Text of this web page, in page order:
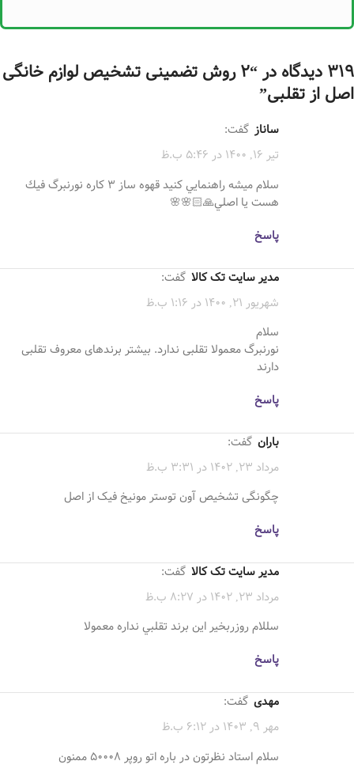
319 دیدگاه در “
2 روش تضمینی تشخیص لوازم خانگی
اصل از تقلبی”
ساناز گفت:
تیر 16, 1400 در 5:46 ب.ظ
سلام ميشه راهنمايي كنيد قهوه ساز ٣ كاره نورنبرگ فيك
هست يا اصلي🙏🏻🌸🌸
پاسخ
مدیر سایت تک کالا گفت:
شهریور 21, 1400 در 1:16 ب.ظ
سلام
نورنبرگ معمولا تقلبی ندارد. بیشتر برندهای معروف تقلبی
دارند
پاسخ
باران گفت:
مرداد 23, 1402 در 3:31 ب.ظ
چگونگی تشخیص آون توستر مونیخ فیک از اصل
پاسخ
مدیر سایت تک کالا گفت:
مرداد 23, 1402 در 8:27 ب.ظ
سللام روزربخير اين برند تقلبي نداره معمولا
پاسخ
مهدی گفت:
مهر 9, 1403 در 6:12 ب.ظ
سلام استاد نظرتون در باره اتو روپر 50008 ممنون